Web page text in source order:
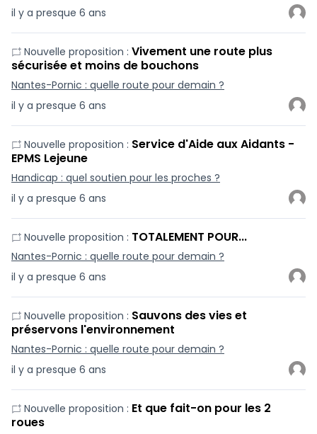
il y a presque 6 ans
il y a presque 6 ans
Nouvelle proposition : Vivement une route plus
sécurisée et moins de bouchons
Nantes-Pornic : quelle route pour demain ?
il y a presque 6 ans
Nouvelle proposition : Service d'Aide aux Aidants -
EPMS Lejeune
Handicap : quel soutien pour les proches ?
il y a presque 6 ans
Nouvelle proposition : TOTALEMENT POUR...
Nantes-Pornic : quelle route pour demain ?
il y a presque 6 ans
Nouvelle proposition : Sauvons des vies et
préservons l'environnement
Nantes-Pornic : quelle route pour demain ?
Nouvelle proposition : Et que fait-on pour les 2
roues